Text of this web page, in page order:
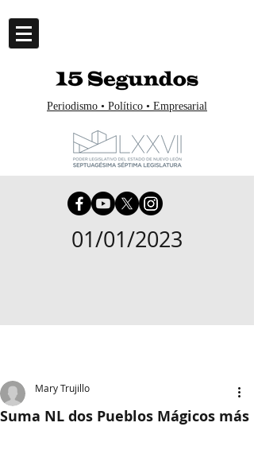
Periodismo • Político • Empresarial
01/01/2023
Suma NL dos Pueblos Mágicos más
Mary Trujillo